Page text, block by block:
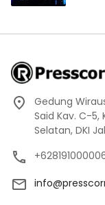
Gedung
Said Kav. C-5,
Selatan, DKI